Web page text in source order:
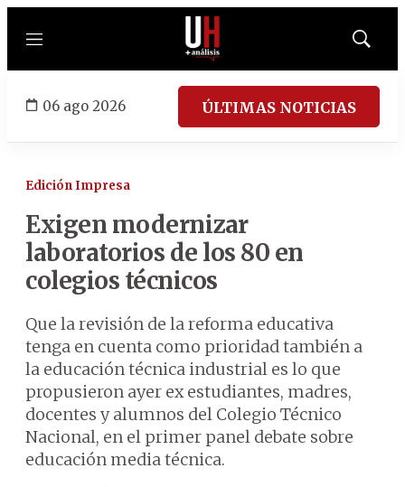
Menú
Mostrar
06 ago 2026 ÚLTIMAS NOTICIAS
Edición Impresa
Exigen modernizar
laboratorios de los 80 en
colegios técnicos
Que la revisión de la reforma educativa
tenga en cuenta como prioridad también a
la educación técnica industrial es lo que
propusieron ayer ex estudiantes, madres,
docentes y alumnos del Colegio Técnico
Nacional, en el primer panel debate sobre
educación media técnica.